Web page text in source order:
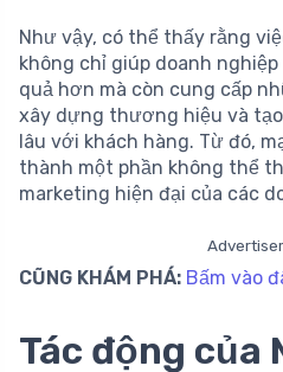
Như vậy, có thể thấy rằng
không chỉ giúp doanh
quả hơn mà còn cung cấp
xây dựng thương hiệu và
lâu với khách hàng. Từ đó,
thành một phần không thể
marketing hiện đại của các
CŨNG KHÁM PHÁ: Bấm vào
Tác động của